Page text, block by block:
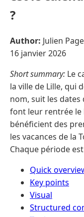
?
Author: Julien
16 janvier 2026
Short summary: Le
la ville de Lille, qui
nom, suit les dates
font leur rentrée le
bénéficient des
les vacances de la
Chaque période
Quick
Key points
Visual
Structured